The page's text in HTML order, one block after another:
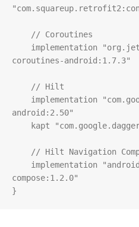
coroutines-android:1.7.3"
android:2.50"
compose:1.2.0"
}